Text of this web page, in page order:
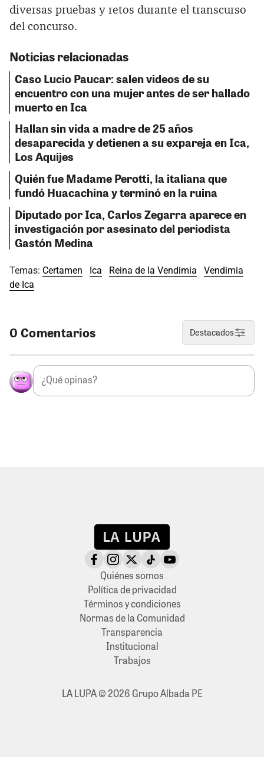
diversas pruebas y retos durante el transcurso
del concurso.
Noticias relacionadas
Caso Lucio Paucar: salen videos de su
encuentro con una mujer antes de ser hallado
muerto en Ica
Hallan sin vida a madre de 25 años
desaparecida y detienen a su expareja en Ica,
Los Aquijes
Quién fue Madame Perotti, la italiana que
fundó Huacachina y terminó en la ruina
Diputado por Ica, Carlos Zegarra aparece en
investigación por asesinato del periodista
Gastón Medina
Temas: Certamen Ica Reina de la Vendimia
Vendimia
de Ica
0 Comentarios Destacados
Quiénes somos
Política de privacidad
Términos y condiciones
Normas de la Comunidad
Transparencia
Institucional
Trabajos
LA LUPA © 2026 Grupo Albada PE